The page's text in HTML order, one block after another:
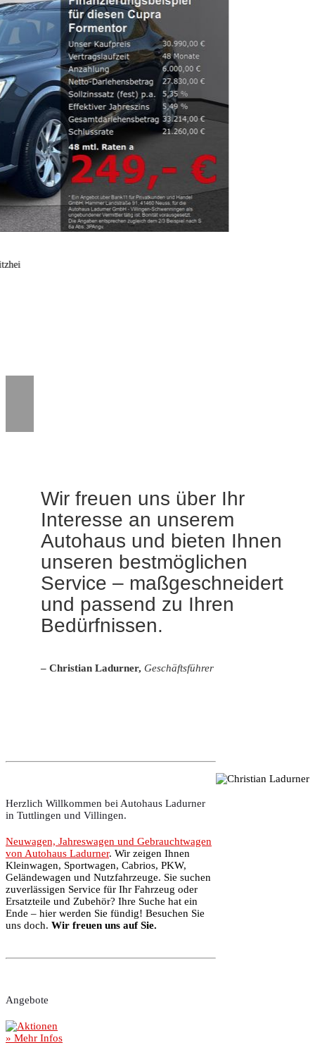
Wir freuen uns über Ihr
Interesse an unserem
Autohaus und bieten Ihnen
unseren bestmöglichen
Service – maßgeschneidert
und passend zu Ihren
Bedürfnissen.
– Christian Ladurner, Geschäftsführer
Herzlich Willkommen bei Autohaus Ladurner
in Tuttlingen und Villingen.
Neuwagen, Jahreswagen und Gebrauchtwagen
von Autohaus Ladurner. Wir zeigen Ihnen
Kleinwagen, Sportwagen, Cabrios, PKW,
Geländewagen und Nutzfahrzeuge. Sie suchen
zuverlässigen Service für Ihr Fahrzeug oder
Ersatzteile und Zubehör? Ihre Suche hat ein
Ende – hier werden Sie fündig! Besuchen Sie
uns doch. Wir freuen uns auf Sie.
Angebote
» Mehr Infos